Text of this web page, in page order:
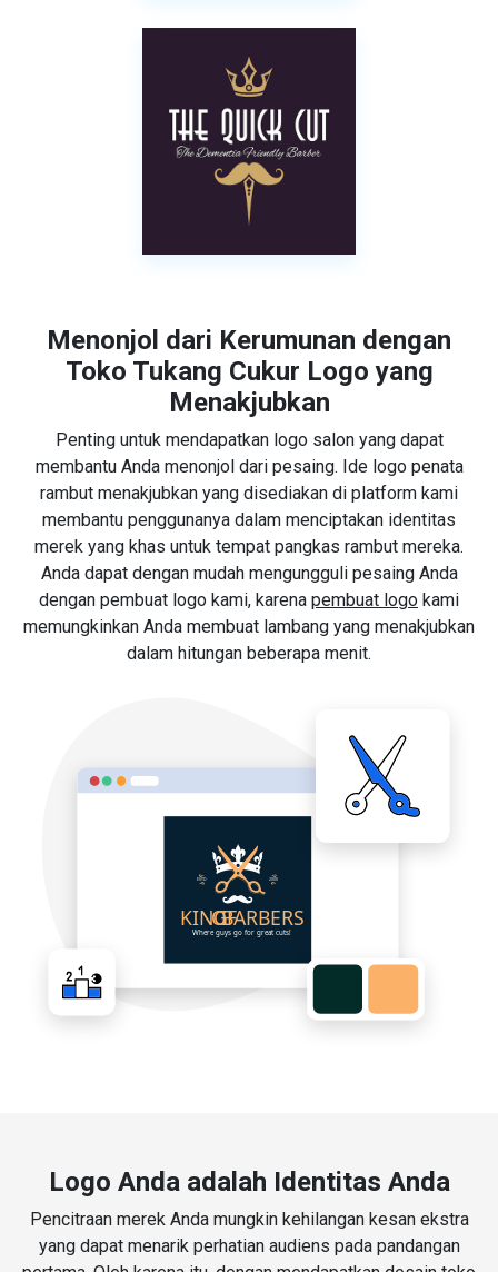
Menonjol dari Kerumunan dengan
Toko Tukang Cukur Logo yang
Menakjubkan
Penting untuk mendapatkan logo salon yang dapat
membantu Anda menonjol dari pesaing. Ide logo penata
rambut menakjubkan yang disediakan di platform kami
membantu penggunanya dalam menciptakan identitas
merek yang khas untuk tempat pangkas rambut mereka.
Anda dapat dengan mudah mengungguli pesaing Anda
dengan pembuat logo kami, karena pembuat logo kami
memungkinkan Anda membuat lambang yang menakjubkan
dalam hitungan beberapa menit.
Logo Anda adalah Identitas Anda
Pencitraan merek Anda mungkin kehilangan kesan ekstra
yang dapat menarik perhatian audiens pada pandangan